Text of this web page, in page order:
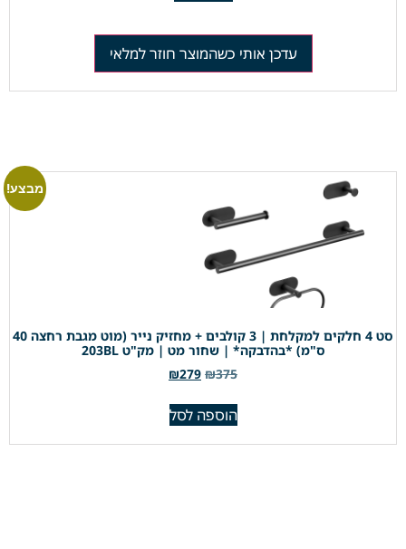
עדכן אותי כשהמוצר חוזר למלאי
מבצע!
סט 4 חלקים למקלחת | 3 קולבים + מחזיק נייר (מוט מגבת רחצה 40
ס"מ) *בהדבקה* | שחור מט | מק"ט 203BL
₪375
₪279
הוספה לסל